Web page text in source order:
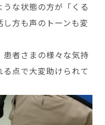
な状態の方が「くる
方も声のトーンも変
者さまの様々な気持
点で大変助けられて